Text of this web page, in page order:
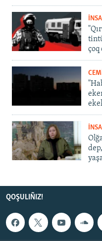
çoq
QOŞULIÑIZ!